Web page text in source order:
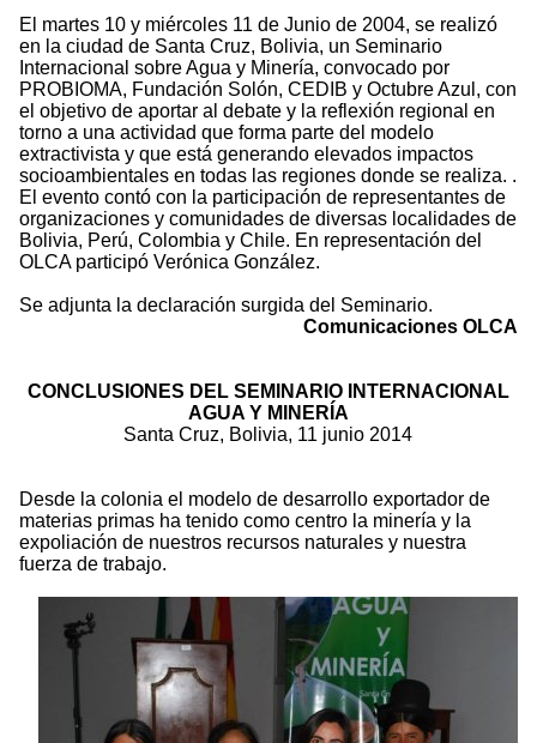
El martes 10 y miércoles 11 de Junio de 2004, se realizó
en la ciudad de Santa Cruz, Bolivia, un Seminario
Internacional sobre Agua y Minería, convocado por
PROBIOMA, Fundación Solón, CEDIB y Octubre Azul, con
el objetivo de aportar al debate y la reflexión regional en
torno a una actividad que forma parte del modelo
extractivista y que está generando elevados impactos
socioambientales en todas las regiones donde se realiza. .
El evento contó con la participación de representantes de
organizaciones y comunidades de diversas localidades de
Bolivia, Perú, Colombia y Chile. En representación del
OLCA participó Verónica González.
Se adjunta la declaración surgida del Seminario.
Comunicaciones OLCA
CONCLUSIONES DEL SEMINARIO INTERNACIONAL
AGUA Y MINERÍA
Santa Cruz, Bolivia, 11 junio 2014
Desde la colonia el modelo de desarrollo exportador de
materias primas ha tenido como centro la minería y la
expoliación de nuestros recursos naturales y nuestra
fuerza de trabajo.